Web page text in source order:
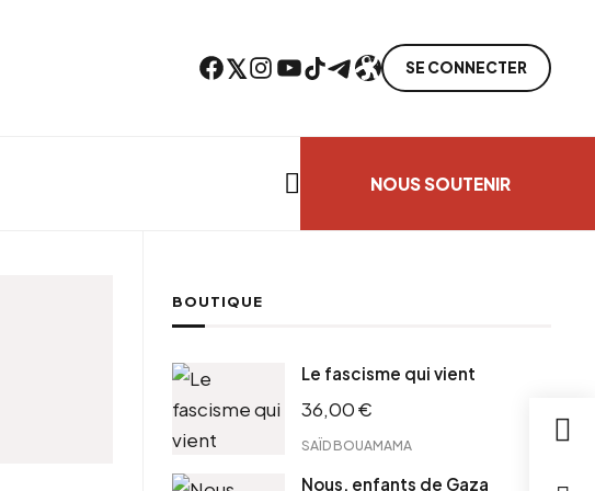
Facebook Twitter Instagram YouTube TikTok TelegramLien SE CONNECTER
NOUS SOUTENIR
BOUTIQUE
Le fascisme qui vient
36,00€
SAÏD BOUAMAMA
Nous, enfants de Gaza